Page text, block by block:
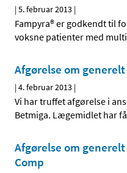
|5. februar 2013 |
Fampyra® er godkendt til
voksne patienter med
Afgørelse om
|4. februar 2013 |
Vi har truffet afgørelse i
Betmiga. Lægemidlet har
Afgørelse om
Comp